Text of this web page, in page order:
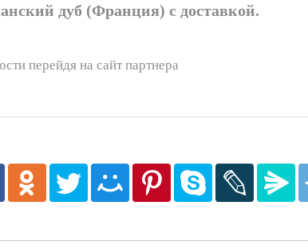
дуб (Франция) с доставкой.
перейдя на сайт партнера